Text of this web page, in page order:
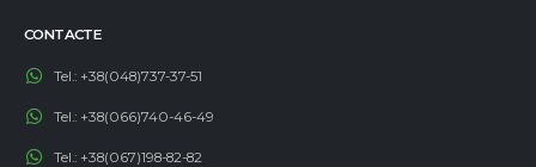
CONTACTE
Tel.: +38(048)737-37-51
Tel.: +38(066)740-46-49
Tel.: +38(067)198-82-82